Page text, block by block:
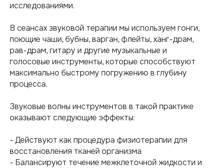
исследованиями.
В сеансах звуковой терапии мы используем гонги,
поющие чаши, бубны, варган, флейты, ханг-драм,
рав-драм, гитару и другие музыкальные и
голосовые инструменты, которые способствуют
максимально быстрому погружению в глубину
процесса.
Звуковые волны инструментов в такой практике
оказывают следующие эффекты:
- Действуют как процедура физиотерапии для
восстановления тканей организма
- Балансируют течение межклеточной жидкости и